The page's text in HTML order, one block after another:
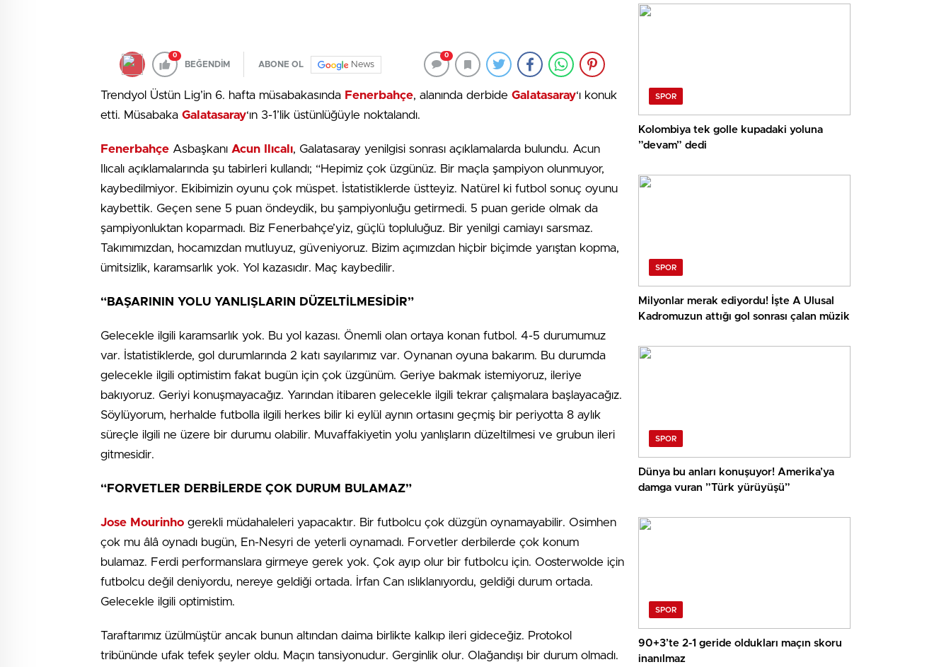
0
BEĞENDİM ABONE OL News
0
Trendyol Üstün Lig’in 6. hafta müsabakasında Fenerbahçe, alanında derbide Galatasaray‘ı konuk
etti. Müsabaka Galatasaray‘ın 3-1’lik üstünlüğüyle noktalandı.
Fenerbahçe Asbaşkanı Acun Ilıcalı, Galatasaray yenilgisi sonrası açıklamalarda bulundu. Acun
Ilıcalı açıklamalarında şu tabirleri kullandı; “Hepimiz çok üzgünüz. Bir maçla şampiyon olunmuyor,
kaybedilmiyor. Ekibimizin oyunu çok müspet. İstatistiklerde üstteyiz. Natürel ki futbol sonuç oyunu
kaybettik. Geçen sene 5 puan öndeydik, bu şampiyonluğu getirmedi. 5 puan geride olmak da
şampiyonluktan koparmadı. Biz Fenerbahçe’yiz, güçlü topluluğuz. Bir yenilgi camiayı sarsmaz.
Takımımızdan, hocamızdan mutluyuz, güveniyoruz. Bizim açımızdan hiçbir biçimde yarıştan kopma,
ümitsizlik, karamsarlık yok. Yol kazasıdır. Maç kaybedilir.
“BAŞARININ YOLU YANLIŞLARIN DÜZELTİLMESİDİR”
Gelecekle ilgili karamsarlık yok. Bu yol kazası. Önemli olan ortaya konan futbol. 4-5 durumumuz
var. İstatistiklerde, gol durumlarında 2 katı sayılarımız var. Oynanan oyuna bakarım. Bu durumda
gelecekle ilgili optimistim fakat bugün için çok üzgünüm. Geriye bakmak istemiyoruz, ileriye
bakıyoruz. Geriyi konuşmayacağız. Yarından itibaren gelecekle ilgili tekrar çalışmalara başlayacağız.
Söylüyorum, herhalde futbolla ilgili herkes bilir ki eylül aynın ortasını geçmiş bir periyotta 8 aylık
süreçle ilgili ne üzere bir durumu olabilir. Muvaffakiyetin yolu yanlışların düzeltilmesi ve grubun ileri
gitmesidir.
“FORVETLER DERBİLERDE ÇOK DURUM BULAMAZ”
Jose Mourinho gerekli müdahaleleri yapacaktır. Bir futbolcu çok düzgün oynamayabilir. Osimhen
çok mu âlâ oynadı bugün, En-Nesyri de yeterli oynamadı. Forvetler derbilerde çok konum
bulamaz. Ferdi performanslara girmeye gerek yok. Çok ayıp olur bir futbolcu için. Oosterwolde için
futbolcu değil deniyordu, nereye geldiği ortada. İrfan Can ıslıklanıyordu, geldiği durum ortada.
Gelecekle ilgili optimistim.
Taraftarımız üzülmüştür ancak bunun altından daima birlikte kalkıp ileri gideceğiz. Protokol
tribününde ufak tefek şeyler oldu. Maçın tansiyonudur. Gerginlik olur. Olağandışı bir durum olmadı.
SPOR
Kolombiya tek golle kupadaki yoluna
”devam” dedi
SPOR
Milyonlar merak ediyordu! İşte A Ulusal
Kadromuzun attığı gol sonrası çalan müzik
SPOR
Dünya bu anları konuşuyor! Amerika’ya
damga vuran ”Türk yürüyüşü”
SPOR
90+3’te 2-1 geride oldukları maçın skoru
inanılmaz